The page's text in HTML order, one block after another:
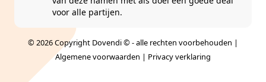
voor alle partijen.
© 2026 Copyright Dovendi © - alle rechten voorbehouden |
Algemene voorwaarden | Privacy verklaring